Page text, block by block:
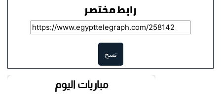
رابط مختصر
نسخ